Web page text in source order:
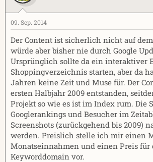
l
e
r
l
a
m
09. Sep. 2014
Der Content ist sicherlich nicht auf
würde aber bisher nie durch Google
Ursprünglich sollte da ein interaktiver
Shoppingverzeichnis starten, aber da
Jahren keine Zeit und Muse für. Der
ersten Halbjahr 2009 entstanden,
Projekt so wie es ist im Index rum. Die
Googlerankings und Besucher im
Screenshots (zurückgehend bis 2009)
werden. Preislich stelle ich mir einen
Monatseinnahmen und einen Preis für
Keyworddomain vor.